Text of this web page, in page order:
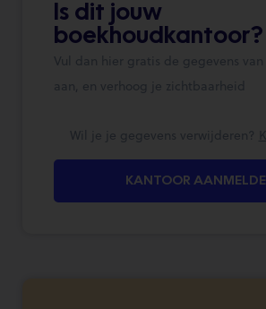
Is dit jouw
boekhoudkantoor?
Vul dan hier gratis de gegevens van
aan, en verhoog je zichtbaarheid
Wil je je gegevens verwijderen?
KANTOOR